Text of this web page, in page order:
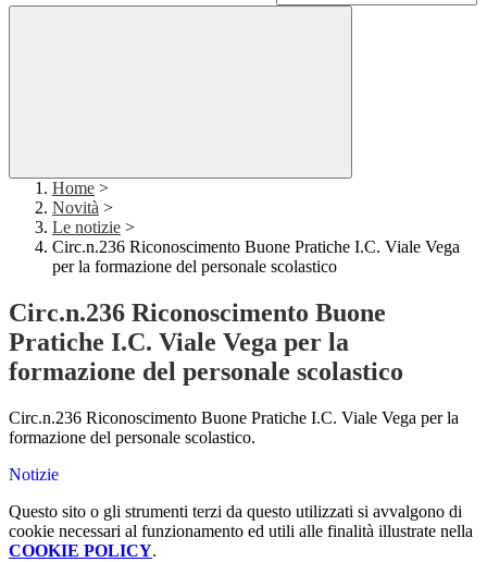
Home >
Novità >
Le notizie >
Circ.n.236 Riconoscimento Buone Pratiche I.C. Viale Vega
per la formazione del personale scolastico
Circ.n.236 Riconoscimento Buone
Pratiche I.C. Viale Vega per la
formazione del personale scolastico
Circ.n.236 Riconoscimento Buone Pratiche I.C. Viale Vega per la
formazione del personale scolastico.
Notizie
Questo sito o gli strumenti terzi da questo utilizzati si avvalgono di
cookie necessari al funzionamento ed utili alle finalità illustrate nella
COOKIE POLICY.